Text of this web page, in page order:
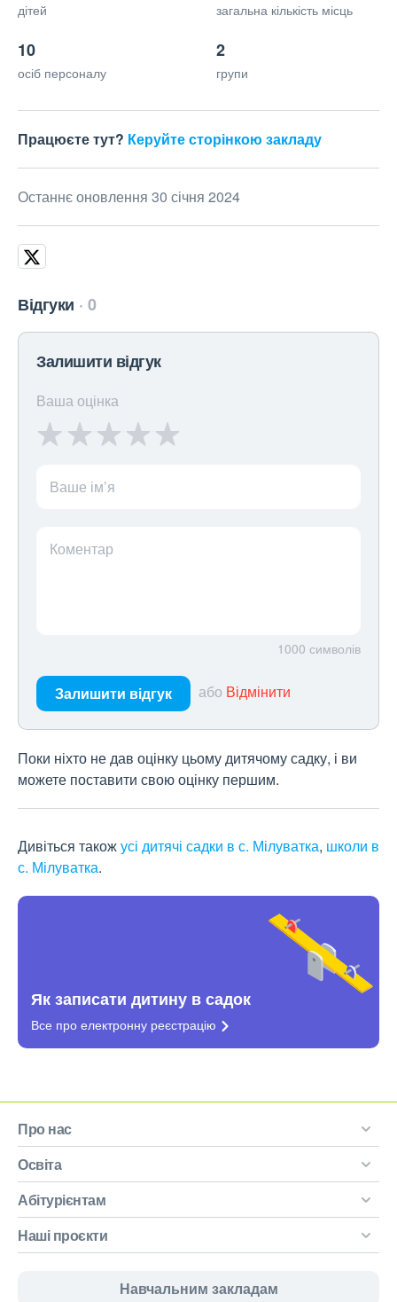
дітей загальна кількість місць
10
осіб персоналу
2
групи
Працюєте тут? Керуйте сторінкою закладу
Останнє оновлення 30 січня 2024
Відгуки 0
Залишити відгук
Ваша оцінка
Ваше ім’я
Коментар
1000 символів
Залишити відгук або Відмінити
Поки ніхто не дав оцінку цьому дитячому садку, і ви
можете поставити свою оцінку першим.
Дивіться такожусі дитячі садки в с. Мілуватка, школи в
с. Мілуватка.
Як записати дитину в садок
Все про електронну реєстрацію
Про нас
Освіта
Абітурієнтам
Наші проєкти
Навчальним закладам